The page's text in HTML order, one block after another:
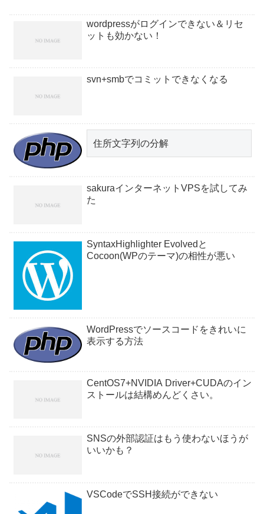
wordpressがログインできない＆リセ
ットも効かない！
svn+smbでコミットできなくなる
住所文字列の分解
sakuraインターネットVPSを試してみ
た
SyntaxHighlighter Evolvedと
Cocoon(WPのテーマ)の相性が悪い
WordPressでソースコードをきれいに
表示する方法
CentOS7+NVIDIA Driver+CUDAのイン
ストールは結構めんどくさい。
SNSの外部認証はもう使わないほうが
いいかも？
VSCodeでSSH接続ができない